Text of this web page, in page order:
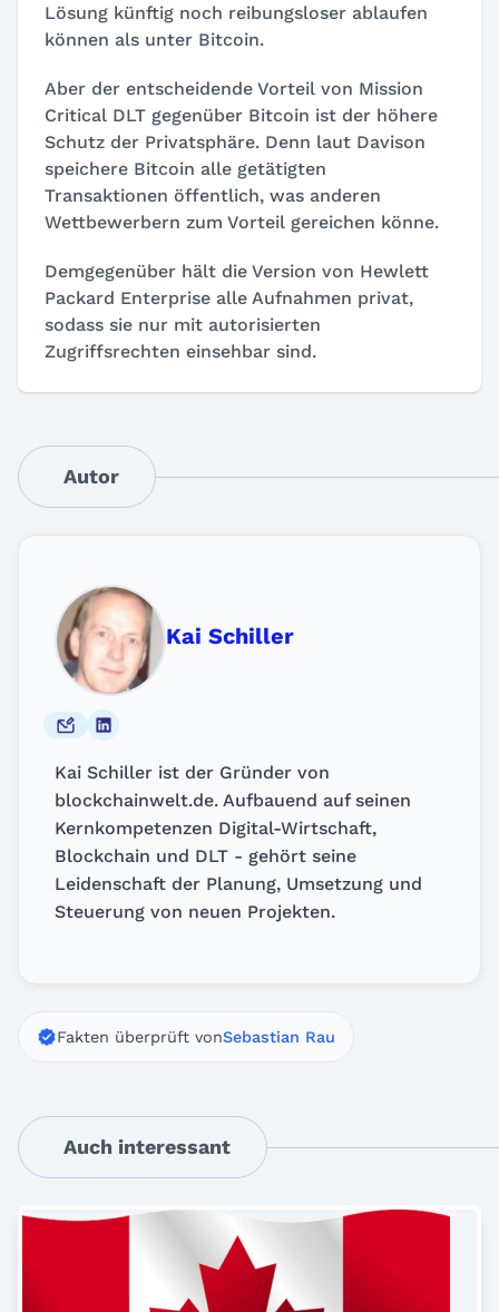
Lösung künftig noch reibungsloser ablaufen
können als unter Bitcoin.
Aber der entscheidende Vorteil von Mission
Critical DLT gegenüber Bitcoin ist der höhere
Schutz der Privatsphäre. Denn laut Davison
speichere Bitcoin alle getätigten
Transaktionen öffentlich, was anderen
Wettbewerbern zum Vorteil gereichen könne.
Demgegenüber hält die Version von Hewlett
Packard Enterprise alle Aufnahmen privat,
sodass sie nur mit autorisierten
Zugriffsrechten einsehbar sind.
Autor
Kai Schiller
Kai Schiller ist der Gründer von
blockchainwelt.de. Aufbauend auf seinen
Kernkompetenzen Digital-Wirtschaft,
Blockchain und DLT - gehört seine
Leidenschaft der Planung, Umsetzung und
Steuerung von neuen Projekten.
Fakten überprüft vonSebastian Rau
Auch interessant